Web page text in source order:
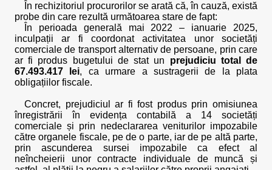
În rechizitoriul procurorilor se arată că, în cauză, există
probe din care rezultă următoarea stare de fapt:
În perioada generală mai 2022 – ianuarie 2025,
inculpații ar fi coordonat activitatea unor societăți
comerciale de transport alternativ de persoane, prin care
ar fi produs bugetului de stat un prejudiciu total de
67.493.417 lei, ca urmare a sustragerii de la plata
obligațiilor fiscale.
Concret, prejudiciul ar fi fost produs prin omisiunea
înregistrării în evidența contabilă a 14 societăți
comerciale și prin nedeclararea veniturilor impozabile
către organele fiscale, pe de o parte, iar de pe altă parte,
prin ascunderea sursei impozabile ca efect al
neîncheierii unor contracte individuale de muncă și